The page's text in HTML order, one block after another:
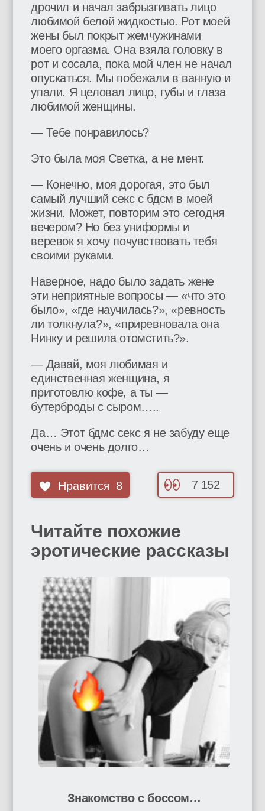
дрочил и начал забрызгивать лицо
любимой белой жидкостью. Рот моей
жены был покрыт жемчужинами
моего оргазма. Она взяла головку в
рот и сосала, пока мой член не начал
опускаться. Мы побежали в ванную и
упали. Я целовал лицо, губы и глаза
любимой женщины.
— Тебе понравилось?
Это была моя Светка, а не мент.
— Конечно, моя дорогая, это был
самый лучший секс с бдсм в моей
жизни. Может, повторим это сегодня
вечером? Но без униформы и
веревок я хочу почувствовать тебя
своими руками.
Наверное, надо было задать жене
эти неприятные вопросы — «что это
было», «где научилась?», «ревность
ли толкнула?», «приревновала она
Нинку и решила отомстить?».
— Давай, моя любимая и
единственная женщина, я
приготовлю кофе, а ты —
бутерброды с сыром…..
Да… Этот бдмс секс я не забуду еще
очень и очень долго…
Нравится 8 7 152
Читайте похожие
эротические рассказы
Знакомство с боссом…